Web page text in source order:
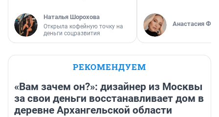
Наталья Шорохова
Открыла кофейную точку на
деньги соцразвития
Анастасия
РЕКОМЕНДУЕМ
«Вам зачем он?»: дизайнер из Москвы
за свои деньги восстанавливает дом в
деревне Архангельской области